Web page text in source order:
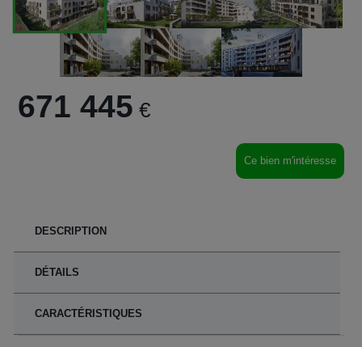
671 445 €
Ce bien m'intéresse
DESCRIPTION
DÉTAILS
CARACTÉRISTIQUES